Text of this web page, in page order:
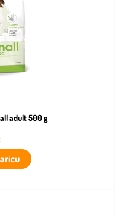
adult 500 g